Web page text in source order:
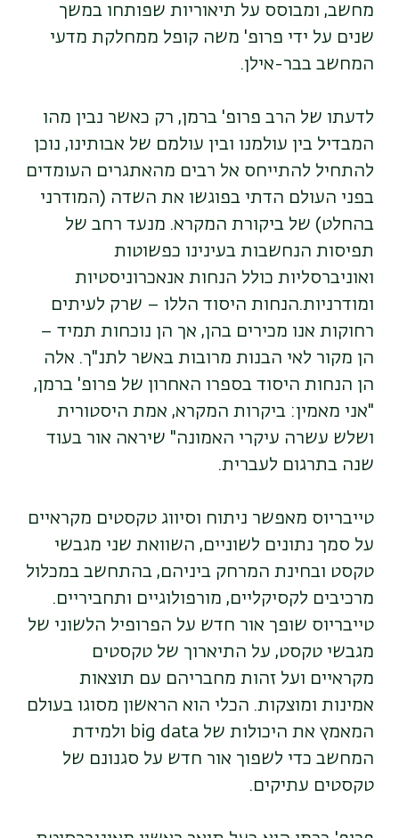
מחשב, ומבוסס על תיאוריות שפותחו במשך
שנים על ידי פרופ' משה קופל ממחלקת מדעי
המחשב בבר-אילן.
לדעתו של הרב פרופ' ברמן, רק כאשר נבין מהו
המבדיל בין עולמנו ובין עולמם של אבותינו, נוכן
להתחיל להתייחס אל רבים מהאתגרים העומדים
בפני העולם הדתי בפוגשו את השדה (המודרני
בהחלט) של ביקורת המקרא. מנעד רחב של
תפיסות הנחשבות בעינינו כפשוטות
ואוניברסליות כולל הנחות אנאכרוניסטיות
ומודרניות.הנחות היסוד הללו – שרק לעיתים
רחוקות אנו מכירים בהן, אך הן נוכחות תמיד –
הן מקור לאי הבנות מרובות באשר לתנ"ך. אלה
הן הנחות היסוד בספרו האחרון של פרופ' ברמן,
"אני מאמין: ביקרות המקרא, אמת היסטורית
ושלש עשרה עיקרי האמונה" שיראה אור בעוד
שנה בתרגום לעברית.
טייבריוס מאפשר ניתוח וסיווג טקסטים מקראיים
על סמך נתונים לשוניים, השוואת שני מגבשי
טקסט ובחינת המרחק ביניהם, בהתחשב במכלול
מרכיבים לקסיקליים, מורפולוגיים ותחביריים.
טייבריוס שופך אור חדש על הפרופיל הלשוני של
מגבשי טקסט, על התיארוך של טקסטים
מקראיים ועל זהות מחבריהם עם תוצאות
אמינות ומוצקות. הכלי הוא הראשון מסוגו בעולם
המאמץ את היכולות של big data ולמידת
המחשב כדי לשפוך אור חדש על סגנונם של
טקסטים עתיקים.